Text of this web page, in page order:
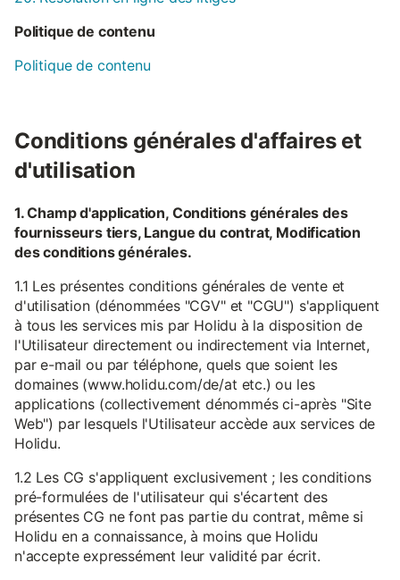
Politique de contenu
Politique de contenu
Conditions générales d'affaires et
d'utilisation
1. Champ d'application, Conditions générales des
fournisseurs tiers, Langue du contrat, Modification
des conditions générales.
1.1 Les présentes conditions générales de vente et
d'utilisation (dénommées "CGV" et "CGU") s'appliquent
à tous les services mis par Holidu à la disposition de
l'Utilisateur directement ou indirectement via Internet,
par e-mail ou par téléphone, quels que soient les
domaines (www.holidu.com/de/at etc.) ou les
applications (collectivement dénommés ci-après "Site
Web") par lesquels l'Utilisateur accède aux services de
Holidu.
1.2 Les CG s'appliquent exclusivement ; les conditions
pré-formulées de l'utilisateur qui s'écartent des
présentes CG ne font pas partie du contrat, même si
Holidu en a connaissance, à moins que Holidu
n'accepte expressément leur validité par écrit.